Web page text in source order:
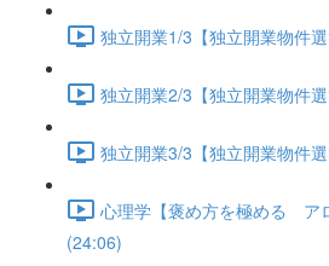
独立開業1/3【独立開業物件
独立開業2/3【独立開業物件
独立開業3/3【独立開業物件
心理学【褒め方を極める ア
(24:06)